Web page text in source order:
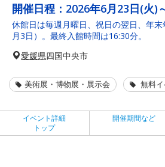
開催日程： 2026年6月23日(火)
休館日は毎週月曜日、祝日の翌日、年
月3日）。最終入館時間は16:30分。
愛媛県四国中央市
美術展・博物展・展示会 無料
イベント詳細
トップ
開催期間など